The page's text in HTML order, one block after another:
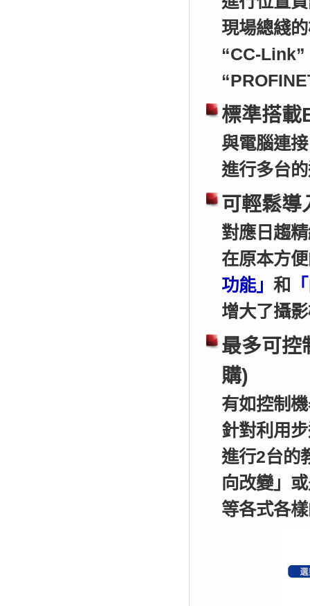
現場總綫
“CC-
標準搭
與電腦連
進行多台
可輕鬆導
對應日趨
在原本方
功能」 和
增大了攝
最多可控
購)
有如控制
針對利用
進行2台的
向改變」
等各式各